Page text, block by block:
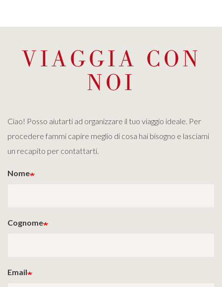
VIAGGIA CON
NOI
Ciao! Posso aiutarti ad organizzare il tuo viaggio ideale. Per
procedere fammi capire meglio di cosa hai bisogno e lasciami
un recapito per contattarti.
Nome
Cognome
Email